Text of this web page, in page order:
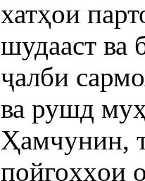
хатҳои
шудааст ва
ҷалби
ва рушд
Ҳамчунин,
пойгоҳҳои